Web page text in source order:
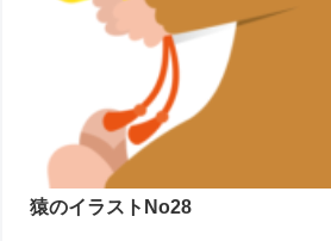
猿のイラストNo28